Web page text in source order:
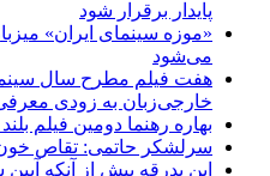
پایدار برقرار شود
«موزه سینمای ایران»
می‌شود
هفت فیلم مطرح سال
خارجی‌زبان به زودی
بهاره رهنما دومین فیلم
سرلشکر حاتمی: تقاص
این بدرقه بیش از آنکه